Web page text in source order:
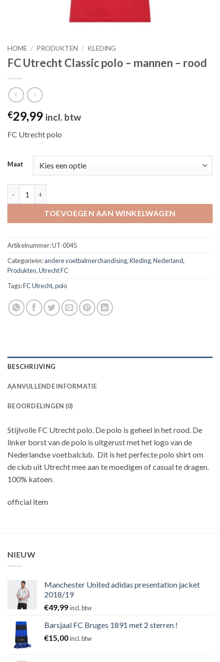
HOME / PRODUKTEN / KLEDING
FC Utrecht Classic polo – mannen – rood
€29,99 incl. btw
FC Utrecht polo
Maat
TOEVOEGEN AAN WINKELWAGEN
Artikelnummer:UT-0045
Categorieën:andere voetbalmerchandising,Kleding,Nederland,
Produkten,Utrecht FC
Tags:FC Utrecht,polo
BESCHRIJVING
AANVULLENDE INFORMATIE
BEOORDELINGEN (0)
Stijlvolle FC Utrecht polo. De polo is geheel in het rood. De
linker borst van de polo is uitgerust met het logo van de
Nederlandse voetbalclub. Dit is het perfecte polo shirt om
de club uit Utrecht mee aan te moedigen of casual te dragen.
100% katoen.
official item
NIEUW
Manchester United adidas presentation jacket
2018/19
€49,99incl. btw
Barsjaal FC Bruges 1891 met 2 sterren !
€15,00incl. btw